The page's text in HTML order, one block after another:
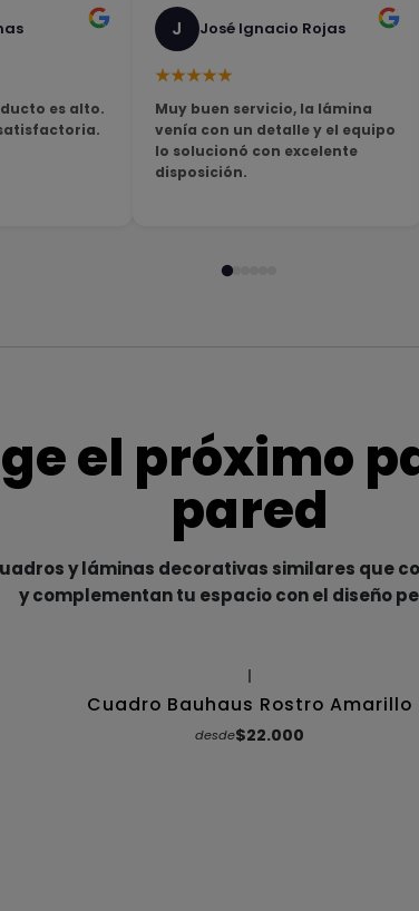
es alto.
J José Ignacio Rojas
★★★★★
Muy buen servicio, la lámina
venía con un detalle y el equipo
lo solucionó con excelente
disposición.
el próximo
pared
y láminas decorativas similares que
y complementan tu espacio con el diseño
Cuadro Bauhaus Rostro Amarillo
desde$22.000